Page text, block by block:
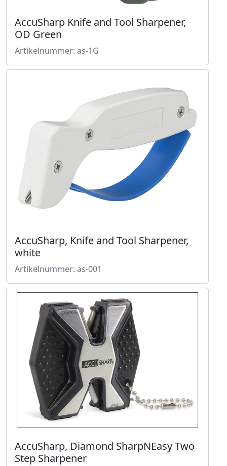
AccuSharp Knife and Tool Sharpener,
OD Green
Artikelnummer: as-1G
AccuSharp, Knife and Tool Sharpener,
white
Artikelnummer: as-001
AccuSharp, Diamond SharpNEasy Two
Step Sharpener